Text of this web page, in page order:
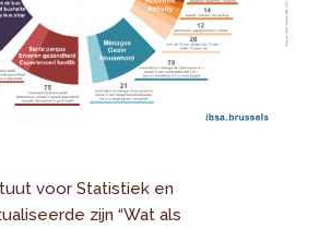
voor Statistiek en
zijn “Wat als